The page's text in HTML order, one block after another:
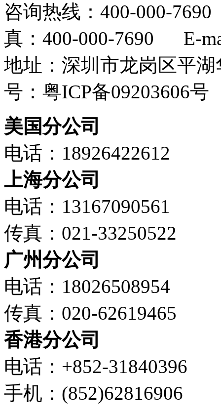
咨询热线：400-000-
真：400-000-7690 E-
地址：深圳市龙岗区平
号：粤ICP备09203606号
美国分公司
电话：18926422612
上海分公司
电话：13167090561
传真：021-33250522
广州分公司
电话：18026508954
传真：020-62619465
香港分公司
电话：+852-31840396
手机：(852)62816906